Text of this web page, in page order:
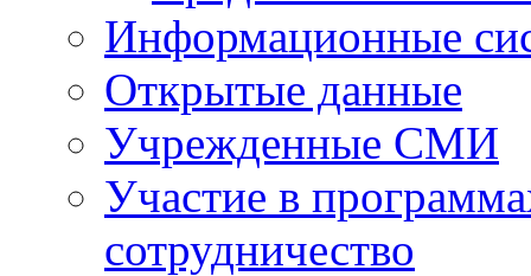
Информационные
Открытые данные
Учрежденные СМИ
Участие в
сотрудничество